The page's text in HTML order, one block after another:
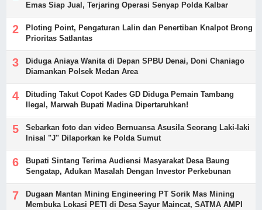
Emas Siap Jual, Terjaring Operasi Senyap Polda Kalbar
Ploting Point, Pengaturan Lalin dan Penertiban Knalpot Brong
Prioritas Satlantas
Diduga Aniaya Wanita di Depan SPBU Denai, Doni Chaniago
Diamankan Polsek Medan Area
Dituding Takut Copot Kades GD Diduga Pemain Tambang
Ilegal, Marwah Bupati Madina Dipertaruhkan!
Sebarkan foto dan video Bernuansa Asusila Seorang Laki-laki
Inisal "J" Dilaporkan ke Polda Sumut
Bupati Sintang Terima Audiensi Masyarakat Desa Baung
Sengatap, Adukan Masalah Dengan Investor Perkebunan
Dugaan Mantan Mining Engineering PT Sorik Mas Mining
Membuka Lokasi PETI di Desa Sayur Maincat, SATMA AMPI